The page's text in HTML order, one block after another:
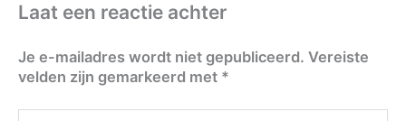
Laat een reactie achter
Je e-mailadres wordt niet gepubliceerd. Vereiste
velden zijn gemarkeerd met *